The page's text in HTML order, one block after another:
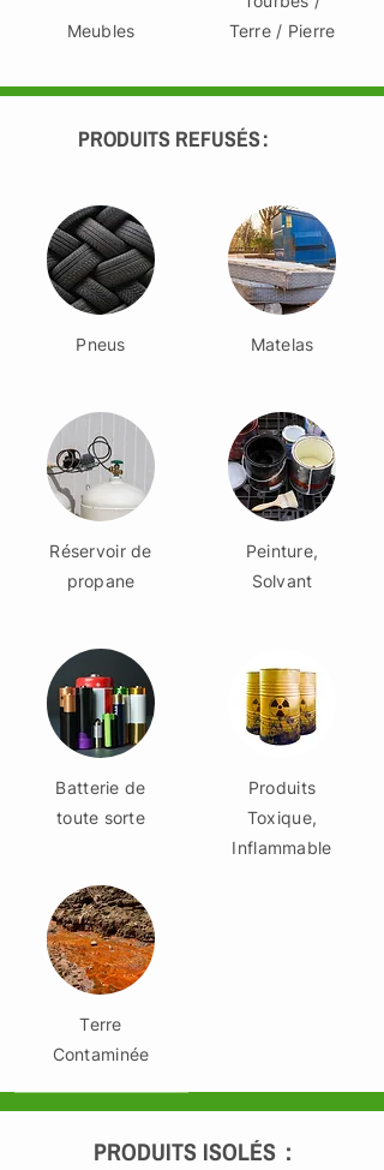
Meubles
Terre / Pierre
PRODUITS REFUSÉS :
Pneus
Réservoir de
propane
Batterie de
toute sorte
Terre
Contaminée
Matelas
Peinture,
Solvant
Produits
Toxique,
Inflammable
PRODUITS ISOLÉS :